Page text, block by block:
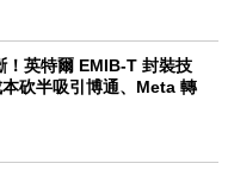
英特爾 EMIB-T 封裝技
砍半吸引博通、Meta 轉